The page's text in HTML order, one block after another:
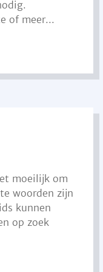
of meer...
moeilijk om
woorden zijn
kunnen
op zoek